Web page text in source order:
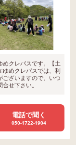
めクレパスです。【土
ゆめクレパスでは、利
ございますので、いつ
せ下さい。
電話で聞く
050-1722-1904